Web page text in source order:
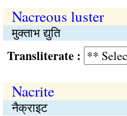
Nacreous luster
मुक्ताभ द्युति
:
Nacrite
नैक्राइट